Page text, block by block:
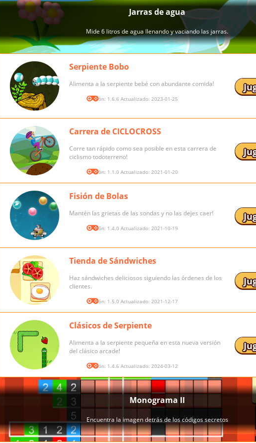
Serpiente Bobo
Alimenta a la serpiente bebé con abundante comida!
Versión: 1.6.6 Actualizado: 2023-01-25
Carrera de CICLOCROSS
Corre tan rápido como sea posible en esta carrera de
ciclismo todoterreno!
Versión: 1.1.0 Actualizado: 2021-01-20
Fisión de Bolas
Mantén las grietas de las sondas y no las dejes caer!
Versión: 1.4.0 Actualizado: 2021-10-19
Tienda de Sándwiches
Haz sándwiches deliciosos siguiendo las órdenes de los
clientes.
Versión: 1.5.0 Actualizado: 2021-12-17
Clásicos de Serpiente
Alimenta a la serpiente pequeña en esta nueva versión
del clásico arcade!
Versión: 1.4.6 Actualizado: 2024-03-12